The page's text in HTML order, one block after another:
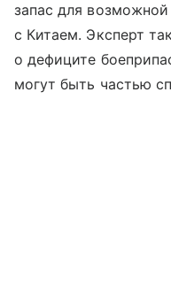
запас для
с Китаем. Эксперт
о дефиците
могут быть частью